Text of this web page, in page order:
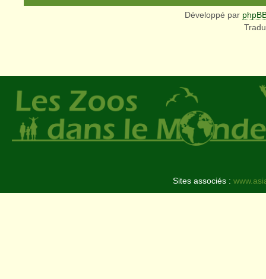
Développé par
Sites associés :